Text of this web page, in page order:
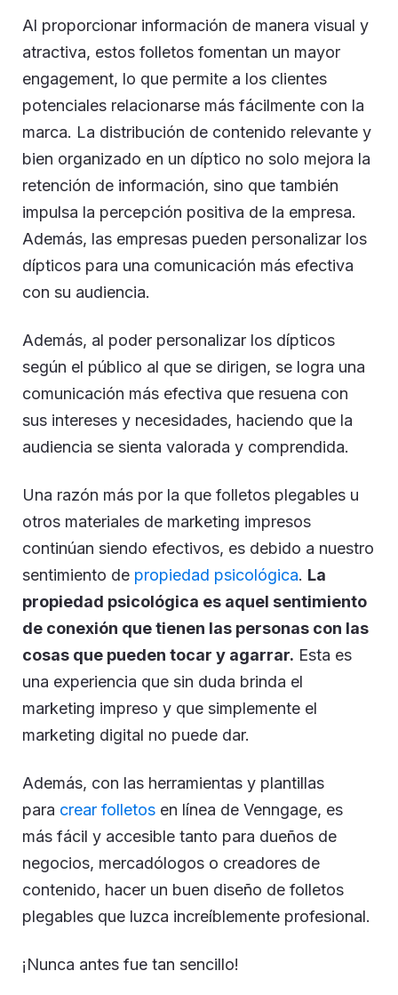
Al proporcionar información de manera visual y
atractiva, estos folletos fomentan un mayor
engagement, lo que permite a los clientes
potenciales relacionarse más fácilmente con la
marca. La distribución de contenido relevante y
bien organizado en un díptico no solo mejora la
retención de información, sino que también
impulsa la percepción positiva de la empresa.
Además, las empresas pueden personalizar los
dípticos para una comunicación más efectiva
con su audiencia.
Además, al poder personalizar los dípticos
según el público al que se dirigen, se logra una
comunicación más efectiva que resuena con
sus intereses y necesidades, haciendo que la
audiencia se sienta valorada y comprendida.
Una razón más por la que folletos plegables u
otros materiales de marketing impresos
continúan siendo efectivos, es debido a nuestro
sentimiento de propiedad psicológica. La
propiedad psicológica es aquel sentimiento
de conexión que tienen las personas con las
cosas que pueden tocar y agarrar. Esta es
una experiencia que sin duda brinda el
marketing impreso y que simplemente el
marketing digital no puede dar.
Además, con las herramientas y plantillas
para crear folletos en línea de Venngage, es
más fácil y accesible tanto para dueños de
negocios, mercadólogos o creadores de
contenido, hacer un buen diseño de folletos
plegables que luzca increíblemente profesional.
¡Nunca antes fue tan sencillo!